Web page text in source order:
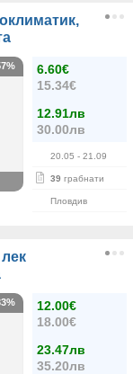
6.60€
15.34€
12.91лв
30.00лв
20.05 - 21.09
39 грабнати
Пловдив
12.00€
18.00€
23.47лв
35.20лв